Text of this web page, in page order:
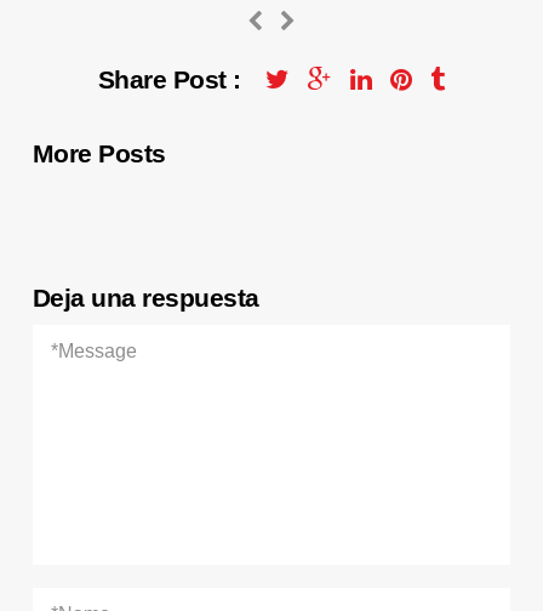
Share Post :
More Posts
Deja una respuesta